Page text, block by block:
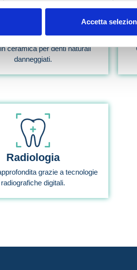
Accetta
Protesi
ceramica per denti naturali
danneggiati.
Radiologia
grazie a tecnologie
radiografiche digitali.